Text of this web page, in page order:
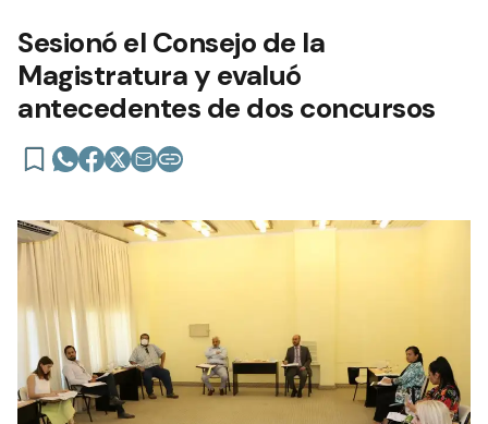
Sesionó el Consejo de la
Magistratura y evaluó
antecedentes de dos concursos